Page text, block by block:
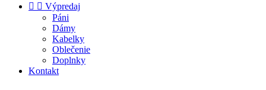
  Výpredaj
Páni
Dámy
Kabelky
Oblečenie
Doplnky
Kontakt